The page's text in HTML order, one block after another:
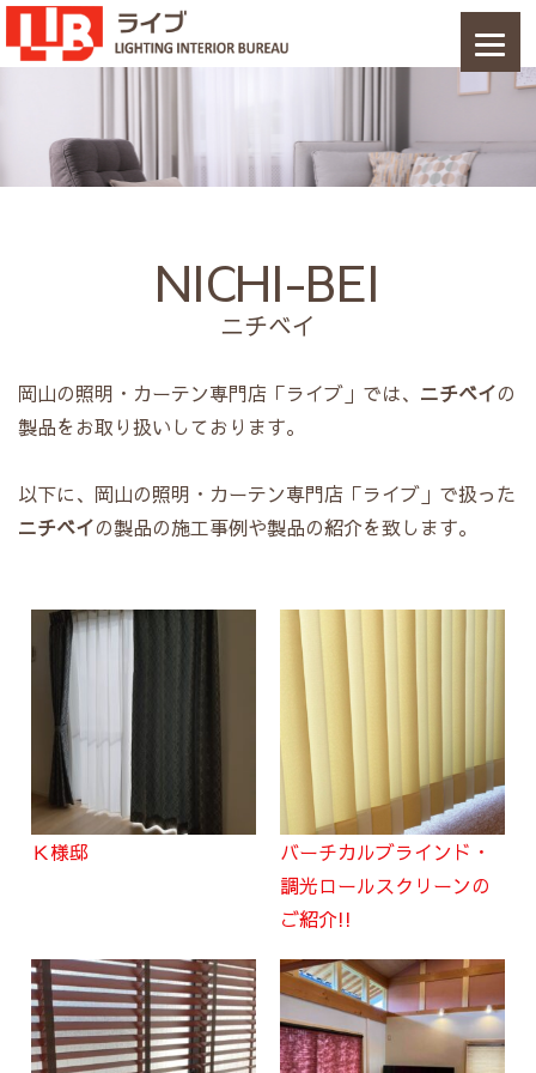
NICHI-BEI
ニチベイ
岡山の照明・カーテン専門店「ライブ」では、 ニチベイの
製品をお取り扱いしております。
以下に、岡山の照明・カーテン専門店「ライブ」で扱った
ニチベイの製品の施工事例や製品の紹介を致します。
Ｋ様邸
バーチカルブラインド・
調光ロールスクリーンの
ご紹介!!